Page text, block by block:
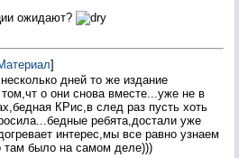
ожидают?
]
дней то же издание
том,чт о они снова вместе...уже не в
КРис,в след раз пусть хоть
ребята,достали уже
интерес,мы все равно узнаем
там было на самом деле)))